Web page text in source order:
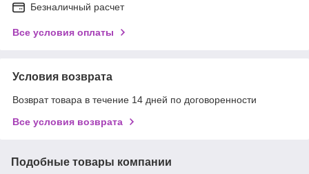
Безналичный расчет
Все условия оплаты
Условия возврата
Возврат товара в течение 14 дней по договоренности
Все условия возврата
Подобные товары компании